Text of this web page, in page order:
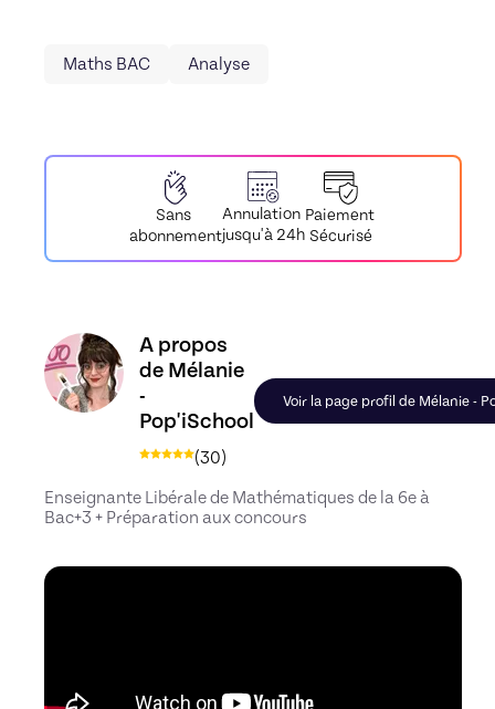
Maths BAC Analyse
Sans
abonnement
Annulation
jusqu'à 24h
Paiement
Sécurisé
Découvrez le profil de Mélanie - Pop'iSchool,
A propos
de Mélanie
-
Pop'iSchool
(30)
Voir la page profil de Mélanie -
Enseignante Libérale de Mathématiques de la 6e à
Bac+3 + Préparation aux concours